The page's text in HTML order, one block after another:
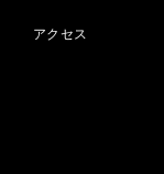
アクセス